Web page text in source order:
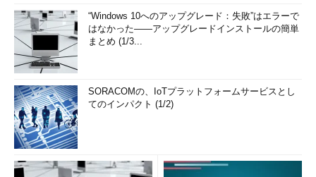
“Windows 10へのアップグレード：失敗”はエラーで
はなかった――アップグレードインストールの簡単
まとめ (1/3...
SORACOMの、IoTプラットフォームサービスとし
てのインパクト (1/2)